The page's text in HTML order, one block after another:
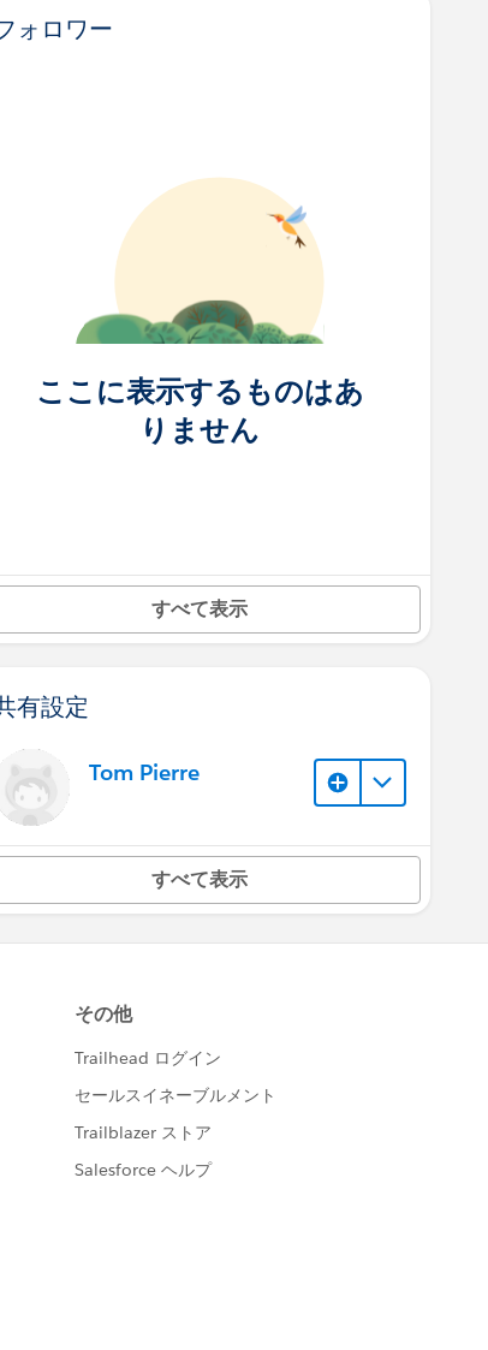
ォロワー
ここに表示するものはあ
りません
すべて表示
有設定
Tom Pierre
すべて表示